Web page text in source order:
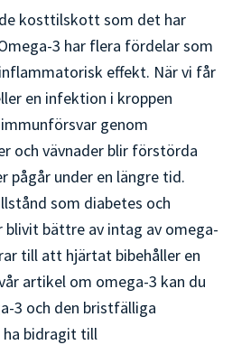
kosttilskott som det har
3 har flera fördelar som
effekt. När vi får
en infektion i kroppen
genom
och vävnader blir förstörda
pågår under en längre tid.
som diabetes och
blivit bättre av intag av omega-
till att hjärtat bibehåller en
artikel om omega-3 kan du
3 och den bristfälliga
bidragit till